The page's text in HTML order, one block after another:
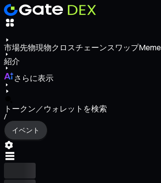
市場先物現物クロスチェーンスワップMeme
紹介
さらに表示
トークン／ウォレットを検索
/
イベント